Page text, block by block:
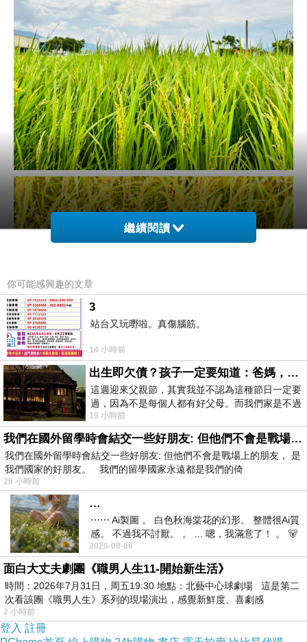
好久沒放自己一個假！深度走訪不一樣的台
東～搭著搖晃的台鐵列車立即出發！ＧＯ
繼續閱讀
你可能感興趣的文章
3
站台又玩嘢啦。真傷腦筋。
14 小時前
出生即欠債？孩子一定要知道：爸媽，其實我不欠你們
這週迎來父親節，其實我並不認為這種節日一定要
過，因為不是每個人都有好父母。而我們家是不過
節的，平時也沒什麼儀式感，生活趨近冷
19 小時前
我們在國外留學時會結交一些好朋友: 但他們不會是戰場上的朋友
我們在國外留學時會結交一些好朋友: 但他們不會是戰場上的朋友， 是
我們國家的好朋友。 我們的留學國家永遠都是我們的倚
20 小時前
…
⋯⋯ Ai製圖 。 白色秋海棠花的幻形。 整體很Ai質
感。 不過我不討厭。 。 ... 嗯，我滿意了！ 。 🐻
昨中
2026-08-06
面白大丈夫劇團《職男人生11-開始新生活》
時間：2026年7月31日，周五19:30 地點：北藝中心球劇場 這是第二
次看該團《職男人生》系列的現場演出，感覺新鮮度、喜劇感
2 小時前
登入 註冊